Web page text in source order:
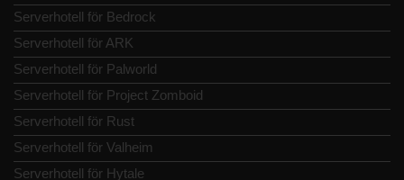
Serverhotell för Bedrock
Serverhotell för ARK
Serverhotell för Palworld
Serverhotell för Project Zomboid
Serverhotell för Rust
Serverhotell för Valheim
Serverhotell för Hytale